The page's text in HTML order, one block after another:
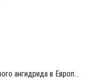
Ноябрьские контрактные цены фталевого ангидрида в Европе снизились на EUR20 за тонну